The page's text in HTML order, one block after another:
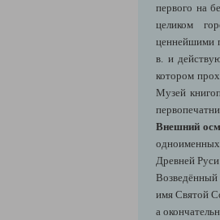
первого на
целиком
ценнейшими
в. и
котором
Музей
Внешний
Древней
Возведённый
имяСвятой
а